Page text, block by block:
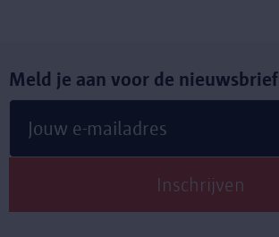
Meld je aan voor de nieuwsbrief